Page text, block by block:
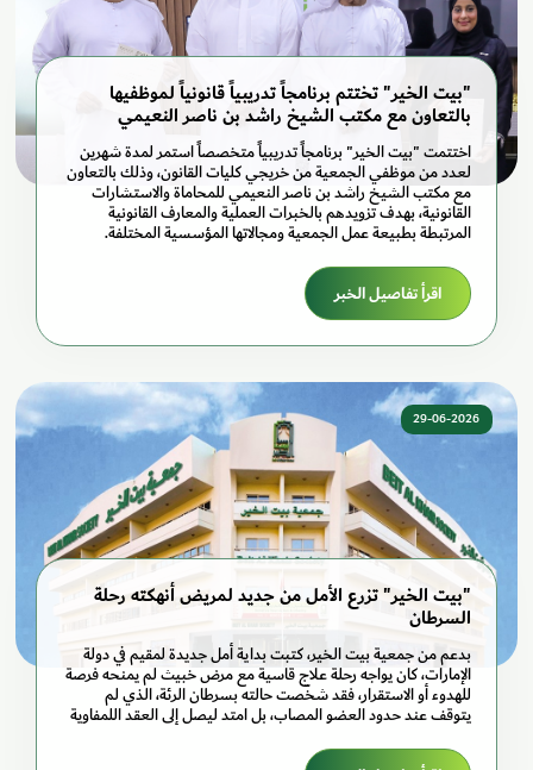
"بيت الخير" تختتم برنامجاً تدريبياً قانونياً لموظفيها
بالتعاون مع مكتب الشيخ راشد بن ناصر النعيمي
اختتمت "بيت الخير" برنامجاً تدريبياً متخصصاً استمر لمدة شهرين
لعدد من موظفي الجمعية من خريجي كليات القانون، وذلك بالتعاون
مع مكتب الشيخ راشد بن ناصر النعيمي للمحاماة والاستشارات
القانونية، بهدف تزويدهم بالخبرات العملية والمعارف القانونية
المرتبطة بطبيعة عمل الجمعية ومجالاتها المؤسسية المختلفة.
اقرأ تفاصيل الخبر
29-06-2026
"بيت الخير" تزرع الأمل من جديد لمريض أنهكته رحلة
السرطان
بدعم من جمعية بيت الخير، كتبت بداية أمل جديدة لمقيم في دولة
الإمارات، كان يواجه رحلة علاج قاسية مع مرض خبيث لم يمنحه فرصة
للهدوء أو الاستقرار، فقد شخّصت حالته بسرطان الرئة، الذي لم
يتوقف عند حدود العضو المصاب، بل امتد ليصل إلى العقد اللمفاوية